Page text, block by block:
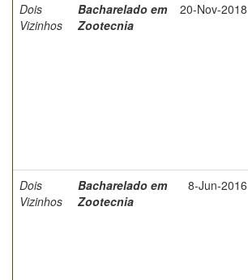
Dois
Vizinhos
Bacharelado em
Zootecnia
20-Nov-2018
Dois
Vizinhos
Bacharelado em
Zootecnia
8-Jun-2016